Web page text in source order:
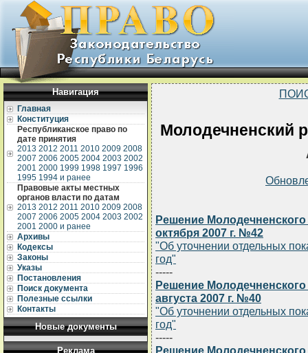
Навигация
Главная
Конституция
Республиканское право по
дате принятия
2013 2012 2011 2010 2009 2008
2007 2006 2005 2004 2003 2002
2001 2000 1999 1998 1997 1996
1995 1994 и ранее
Правовые акты местных
органов власти по датам
2013 2012 2011 2010 2009 2008
2007 2006 2005 2004 2003 2002
2001 2000 и ранее
Архивы
Кодексы
Законы
Указы
Постановления
Поиск документа
Полезные ссылки
Контакты
Новые документы
Реклама
Молодечненский
Решение Молодечненского
октября 2007 г. №42
"Об уточнении отдельных
год"
-----
Решение Молодечненского
августа 2007 г. №40
"Об уточнении отдельных
год"
-----
Решение Молодечненского